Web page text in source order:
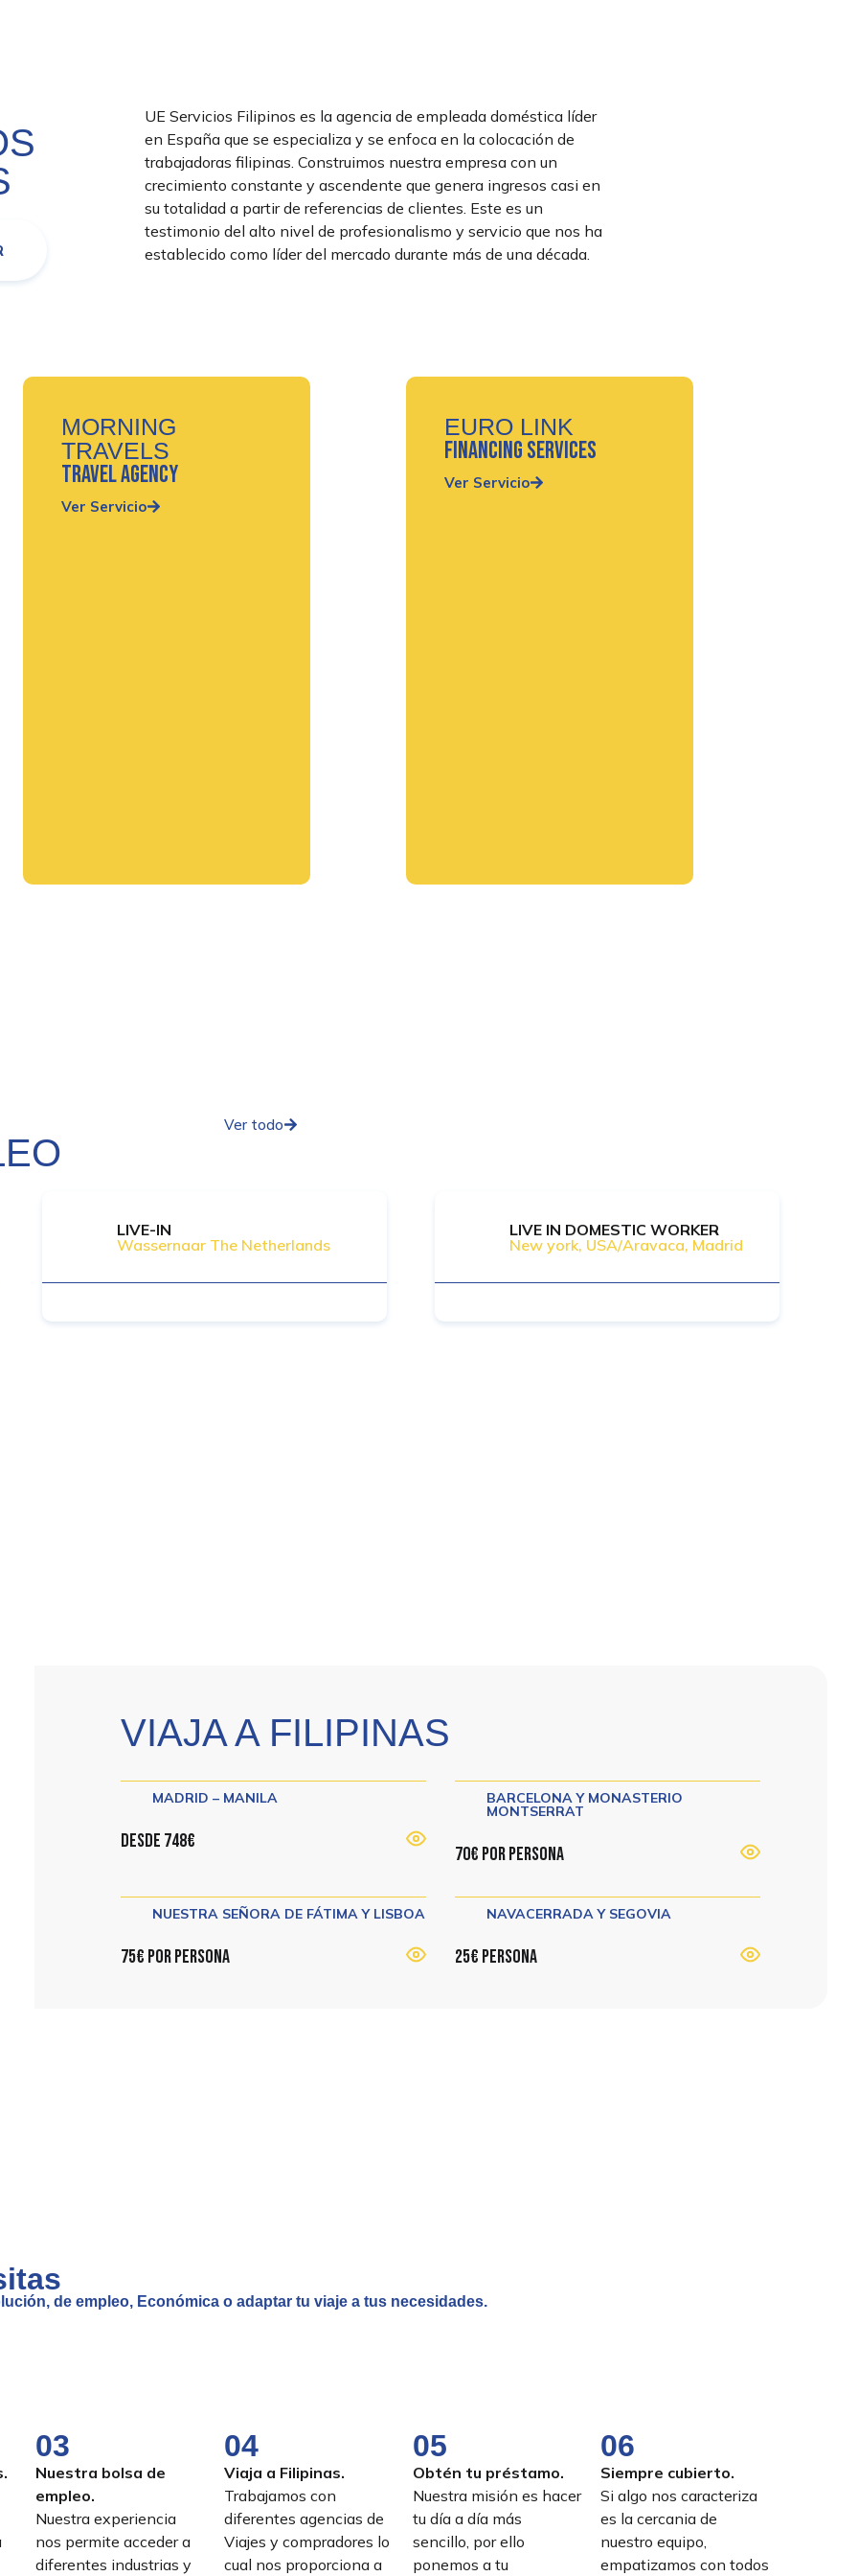
UE Servicios Filipinos es la agencia de empleada doméstica líder
en España que se especializa y se enfoca en la colocación de
trabajadoras filipinas. Construimos nuestra empresa con un
crecimiento constante y ascendente que genera ingresos casi en
su totalidad a partir de referencias de clientes. Este es un
testimonio del alto nivel de profesionalismo y servicio que nos ha
establecido como líder del mercado durante más de una década.
MORNING
TRAVELS
travel agency
Ver Servicio
EURO LINK
Financing services
Ver Servicio
Ver todo
LIVE-IN
Wassernaar The Netherlands
LIVE IN DOMESTIC WORKER
New york, USA/Aravaca, Madrid
VIAJA A FILIPINAS
MADRID – MANILA
Desde 748€
BARCELONA Y MONASTERIO
MONTSERRAT
70€ por persona
NUESTRA SEÑORA DE FÁTIMA Y LISBOA
75€ por persona
NAVACERRADA Y SEGOVIA
25€ persona
de empleo, Económica o adaptar tu viaje a tus necesidades.
03
Nuestra bolsa de
empleo.
Nuestra experiencia
nos permite acceder a
diferentes industrias y
04
Viaja a Filipinas.
Trabajamos con
diferentes agencias de
Viajes y compradores lo
cual nos proporciona a
05
Obtén tu préstamo.
Nuestra misión es hacer
tu día a día más
sencillo, por ello
ponemos a tu
06
Siempre cubierto.
Si algo nos caracteriza
es la cercania de
nuestro equipo,
empatizamos con todos